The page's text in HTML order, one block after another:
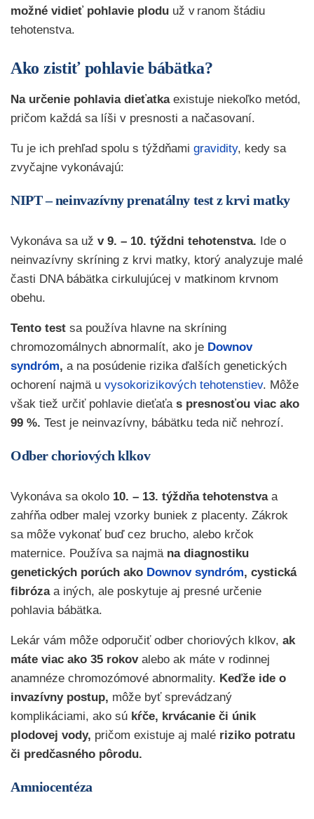
možné vidieť pohlavie plodu už v ranom štádiu
tehotenstva.
Ako zistiť pohlavie bábätka?
Na určenie pohlavia dieťatkaexistuje niekoľko metód,
pričom každá sa líši v presnosti a načasovaní.
Tu je ich prehľad spolu s týždňami gravidity, kedy sa
zvyčajne vykonávajú:
NIPT – neinvazívny prenatálny test z krvi matky
Vykonáva sa už v 9. – 10. týždni tehotenstva. Ide o
neinvazívny skríning z krvi matky, ktorý analyzuje malé
časti DNA bábätka cirkulujúcej v matkinom krvnom
obehu.
Tento test sa používa hlavne na skríning
chromozomálnych abnormalít, ako je Downov
syndróm, a na posúdenie rizika ďalších genetických
ochorení najmä u vysokorizikových tehotenstiev. Môže
však tiež určiť pohlavie dieťaťa s presnosťou viac ako
99 %. Test je neinvazívny, bábätku teda nič nehrozí.
Odber choriových klkov
Vykonáva sa okolo 10. – 13. týždňa tehotenstvaa
zahŕňa odber malej vzorky buniek z placenty. Zákrok
sa môže vykonať buď cez brucho, alebo krčok
maternice. Používa sa najmä na diagnostiku
genetických porúch ako Downov syndróm, cystická
fibrózaa iných, ale poskytuje aj presné určenie
pohlavia bábätka.
Lekár vám môže odporučiť odber choriových klkov, ak
máte viac ako 35 rokovalebo ak máte v rodinnej
anamnéze chromozómové abnormality. Keďže ide o
invazívny postup, môže byť sprevádzaný
komplikáciami, ako sú kŕče, krvácanie či únik
plodovej vody, pričom existuje aj malé riziko potratu
či predčasného pôrodu.
Amniocentéza